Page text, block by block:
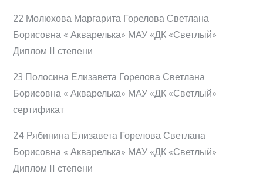
22 Молюхова Маргарита Горелова Светлана
Борисовна « Акварелька» МАУ «ДК «Светлый»
Диплом II степени
23 Полосина Елизавета Горелова Светлана
Борисовна « Акварелька» МАУ «ДК «Светлый»
сертификат
24 Рябинина Елизавета Горелова Светлана
Борисовна « Акварелька» МАУ «ДК «Светлый»
Диплом II степени